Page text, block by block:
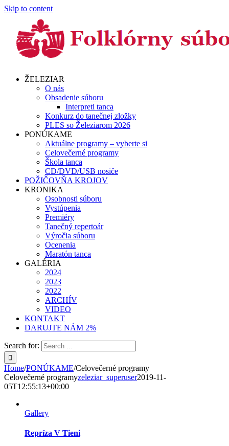
Skip to content
ŽELEZIAR
O nás
Obsadenie súboru
Interpreti tanca
Konkurz do tanečnej zložky
PLES so Železiarom 2026
PONÚKAME
Aktuálne programy – vyberte si
Celovečerné programy
Škola tanca
CD/DVD/USB nosiče
POŽIČOVŇA KROJOV
KRONIKA
Osobnosti súboru
Vystúpenia
Premiéry
Tanečný repertoár
Výročia súboru
Ocenenia
Maratón tanca
GALÉRIA
2024
2023
2022
ARCHÍV
VIDEO
KONTAKT
DARUJTE NÁM 2%
Search for:
Home/PONÚKAME/Celovečerné programy
Celovečerné programyzeleziar_superuser2019-11-
05T12:55:13+00:00
Gallery
Repríza V Tieni